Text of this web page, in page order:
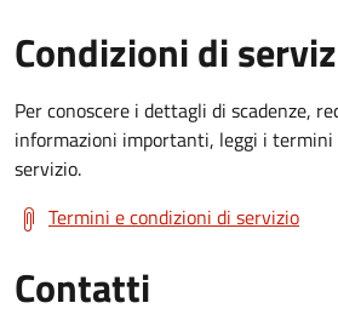
Condizioni di
Per conoscere i dettagli di scadenze,
informazioni importanti, leggi i termini
servizio.
Termini e condizioni di servizio
Contatti